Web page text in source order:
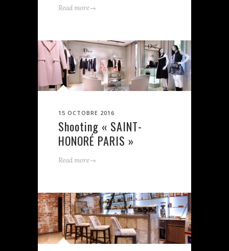
Read more→
15 OCTOBRE 2016
Shooting « SAINT-
HONORÉ PARIS »
Read more→